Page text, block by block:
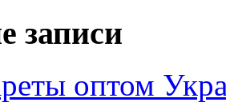
записи
оптом